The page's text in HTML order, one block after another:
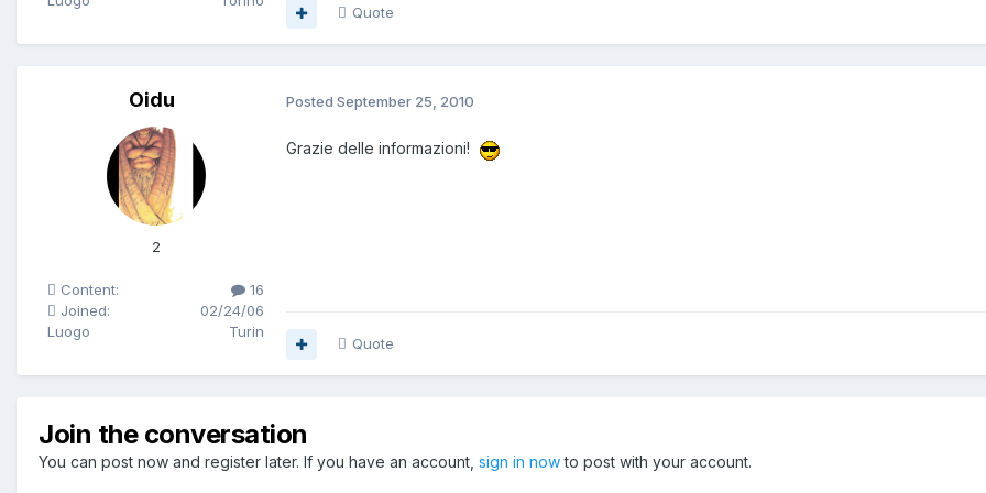
Quote
Oidu
2
Content:
16
Joined:
02/24/06
Luogo
Turin
Posted September 25, 2010
Grazie delle informazioni!
Quote
Join the conversation
You can post now and register later. If you have an account, sign in nowto post with your account.